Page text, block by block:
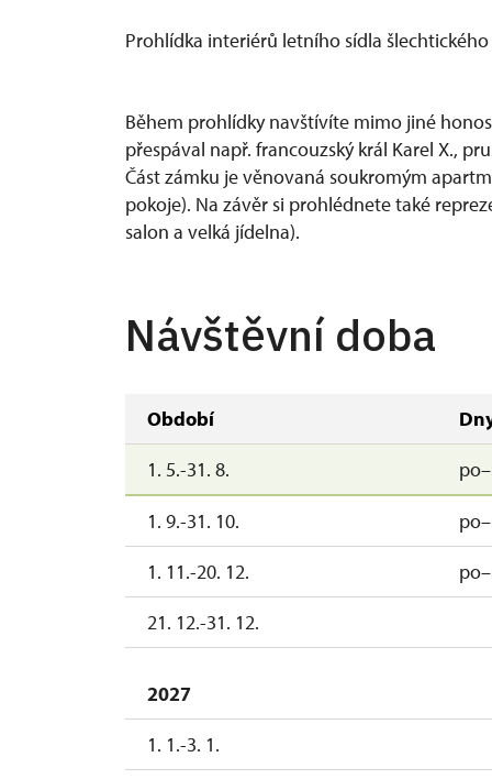
Prohlídka interiérů letního sídla
Během prohlídky navštívíte mimo jiné
přespával např. francouzský král Karel X.,
Část zámku je věnovaná soukromým
pokoje). Na závěr si prohlédnete také
salon a velká jídelna).
Návštěvní doba
Období
1. 5.-31. 8.
1. 9.-31. 10.
1. 11.-20. 12.
21. 12.-31. 12.
2027
1. 1.-3. 1.